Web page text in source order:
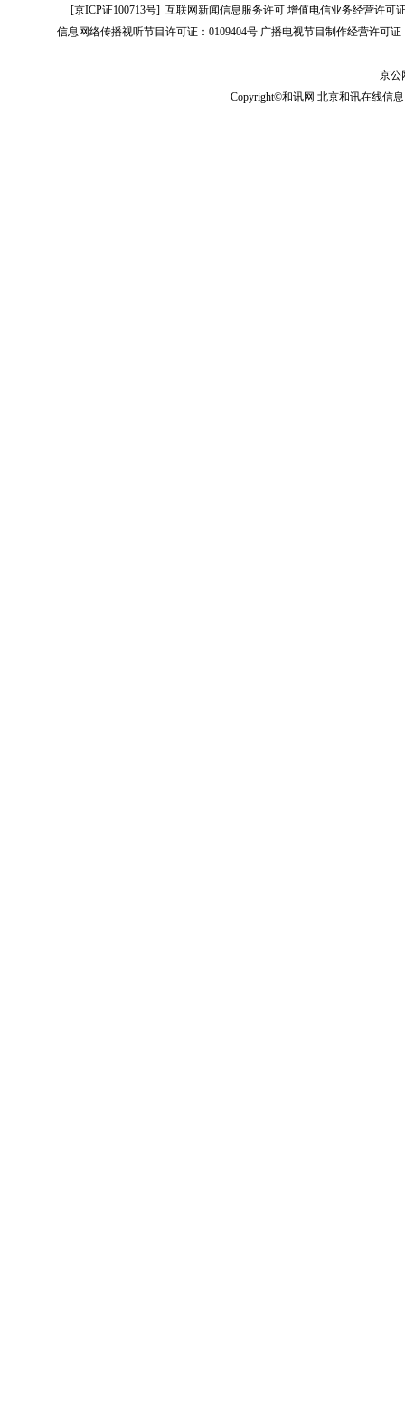
[京ICP证100713号]互联网新闻信息服务许可 增值电信业务经营许可
信息网络传播视听节目许可证：0109404号 广播电视节目制作经营许可证
京公
Copyright©和讯网 北京和讯在线信